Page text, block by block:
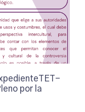
por la